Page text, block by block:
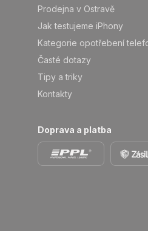
Prodejna v Ostravě
Jak testujeme iPhony
Kategorie opotřebení
Časté dotazy
Tipy a triky
Kontakty
Doprava a platba